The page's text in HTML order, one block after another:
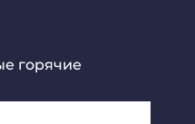
горячие